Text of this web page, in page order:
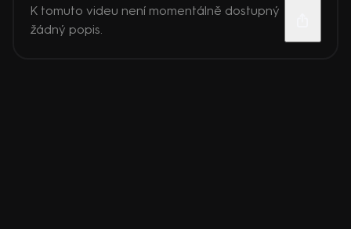
K tomuto videu není momentálně dostupný
žádný popis.